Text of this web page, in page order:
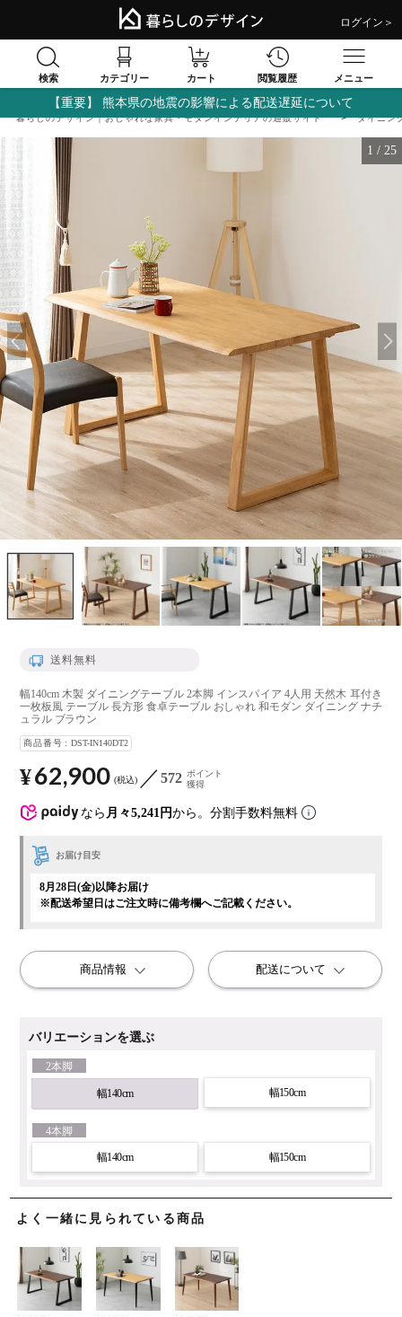
ログイン＞
検索 カテゴリー カート 閲覧履歴 メニュー
【重要】 熊本県の地震の影響による配送遅延について
暮らしのデザイン｜おしゃれな家具・モダンインテリアの通販サイト ダイニン
1 / 25
よく一緒に見られている商品
送料無料
幅140cm 木製 ダイニングテーブル 2本脚 インスパイア 4人用 天然木 耳付き
一枚板風 テーブル 長方形 食卓テーブル おしゃれ 和モダン ダイニング ナチ
ュラル ブラウン
商品番号 DST-IN140DT2
なら 月々5,241円から。分割手数料無料
¥62,900 税込 572 ポイント
獲得
バリエーションを選ぶ
2本脚
幅140cm 幅150cm
4本脚
幅140cm 幅150cm
お届け目安
8月28日(金)以降お届け
※配送希望日はご注文時に備考欄へご記載ください。
商品情報 配送について